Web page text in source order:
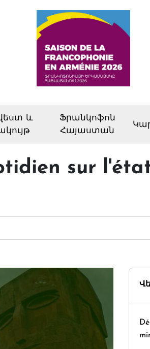
և
Ֆրանկոֆոն
Հայաստան
sur